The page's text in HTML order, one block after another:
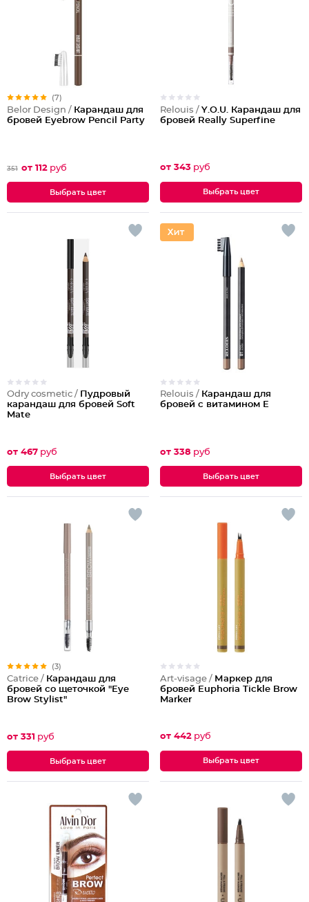
(7)
Belor Design / Карандаш для
бровей Eyebrow Pencil Party
351 от 112 руб
Выбрать цвет
Relouis / Y.O.U. Карандаш для
бровей Really Superfine
от 343 руб
Выбрать цвет
Odry cosmetic / Пудровый
карандаш для бровей Soft
Mate
от 467 руб
Выбрать цвет
Relouis / Карандаш для
бровей с витамином Е
от 338 руб
Выбрать цвет
(3)
Catrice / Карандаш для
бровей со щеточкой "Eye
Brow Stylist"
от 331 руб
Выбрать цвет
Art-visage / Маркер для
бровей Euphoria Tickle Brow
Marker
от 442 руб
Выбрать цвет